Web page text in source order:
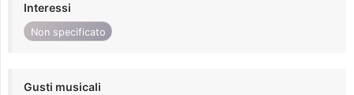
Interessi
Non specificato
Gusti musicali